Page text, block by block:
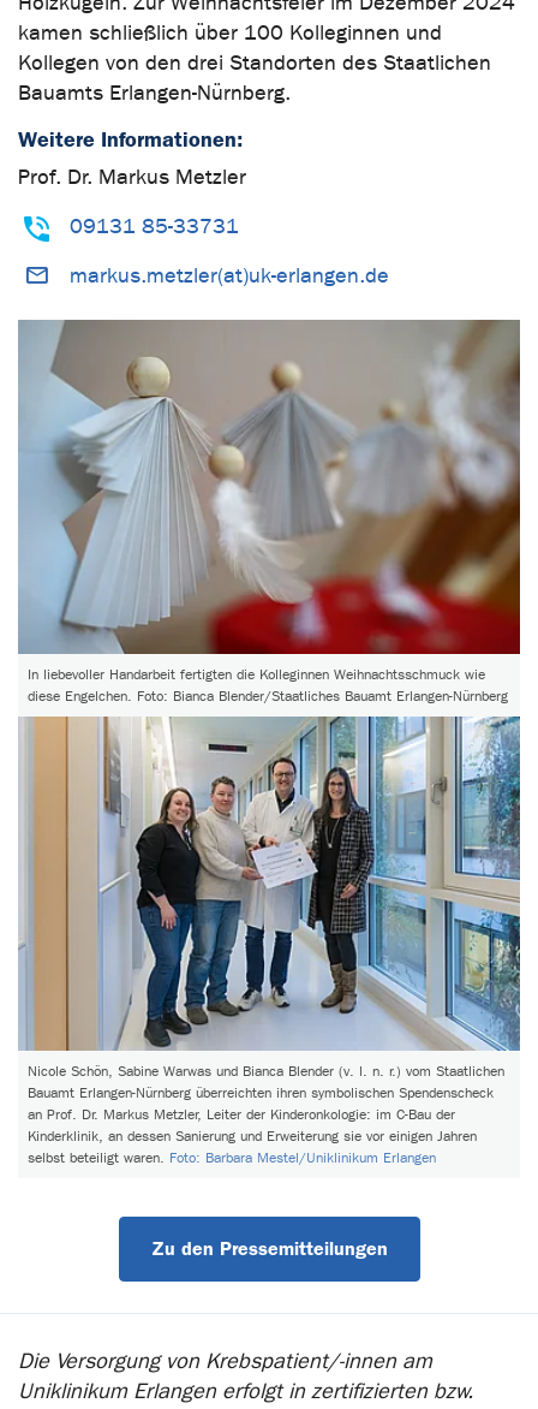
kamen schließlich über 100 Kolleginnen und
Kollegen von den drei Standorten des Staatlichen
Bauamts Erlangen-Nürnberg.
Weitere Informationen:
Prof. Dr. Markus Metzler
09131 85-33731
markus.metzler(at)uk-erlangen.de
In liebevoller Handarbeit fertigten die Kolleginnen Weihnachtsschmuck wie
diese Engelchen. Foto: Bianca Blender/Staatliches Bauamt Erlangen-Nürnberg
Nicole Schön, Sabine Warwas und Bianca Blender (v. l. n. r.) vom Staatlichen
Bauamt Erlangen-Nürnberg überreichten ihren symbolischen Spendenscheck
an Prof. Dr. Markus Metzler, Leiter der Kinderonkologie: im C-Bau der
Kinderklinik, an dessen Sanierung und Erweiterung sie vor einigen Jahren
selbst beteiligt waren. Foto: Barbara Mestel/Uniklinikum Erlangen
Zu den Pressemitteilungen
Die Versorgung von Krebspatient/-innen am
Uniklinikum Erlangen erfolgt in zertifizierten bzw.